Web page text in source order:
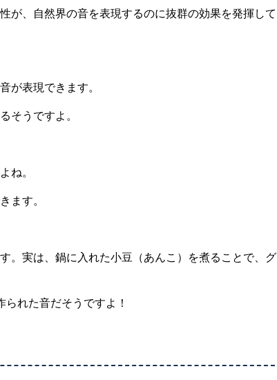
が、自然界の音を表現するのに抜群の効果を発揮して
が表現できます。
そうですよ。
ね。
ます。
。実は、鍋に入れた小豆（あんこ）を煮ることで、グ
れた音だそうですよ！